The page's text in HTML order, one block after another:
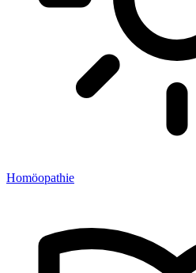
Homöopathie